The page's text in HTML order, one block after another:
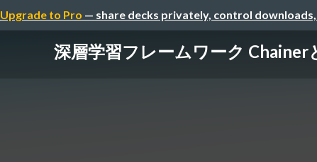
Upgrade to Pro — share decks privately, control
深層学習フレームワーク Chainer